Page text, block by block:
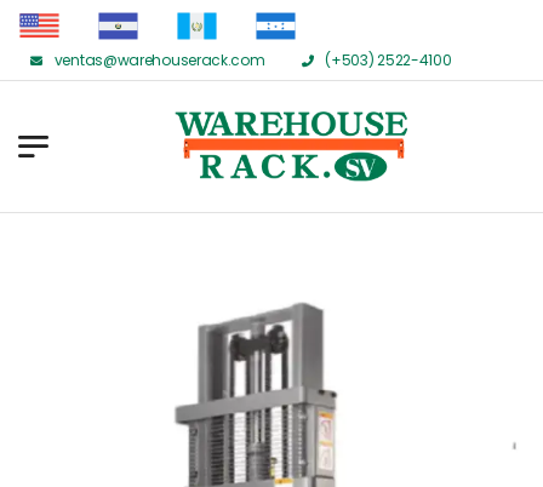
ventas@warehouserack.com (+503) 2522-4100